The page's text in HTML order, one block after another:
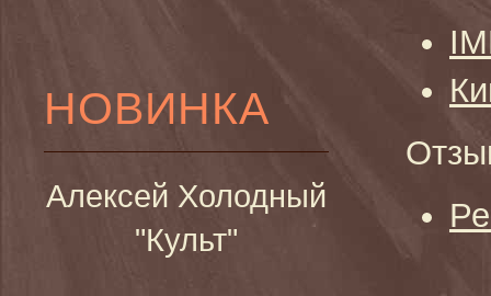
НОВИНКА
Алексей Холодный
"Культ"